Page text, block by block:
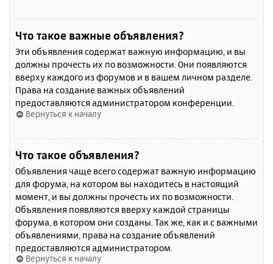
Что такое важные объявления?
Эти объявления содержат важную информацию, и вы
должны прочесть их по возможности. Они появляются
вверху каждого из форумов и в вашем личном разделе.
Права на создание важных объявлений
предоставляются администратором конференции.
Вернуться к началу
Что такое объявления?
Объявления чаще всего содержат важную информацию
для форума, на котором вы находитесь в настоящий
момент, и вы должны прочесть их по возможности.
Объявления появляются вверху каждой страницы
форума, в котором они созданы. Так же, как и с важными
объявлениями, права на создание объявлений
предоставляются администратором.
Вернуться к началу